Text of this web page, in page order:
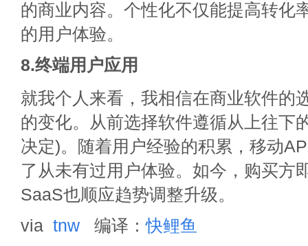
的商业内容。个性化不仅能提高转化
的用户体验。
8.终端用户应用
就我个人来看，我相信在商业软件的
的变化。从前选择软件遵循从上往下
决定)。随着用户经验的积累，移动
了从未有过用户体验。如今，购买方
SaaS也顺应趋势调整升级。
via tnw 编译：快鲤鱼